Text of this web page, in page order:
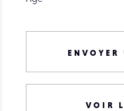
ENVOYER
VOIR